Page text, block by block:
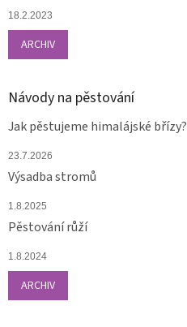
18.2.2023
ARCHIV
Návody na pěstování
Jak pěstujeme himalájské břízy?
23.7.2026
Výsadba stromů
1.8.2025
Pěstování růží
1.8.2024
ARCHIV